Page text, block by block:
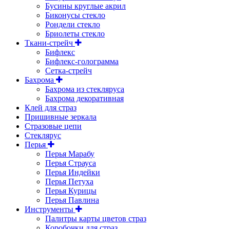
Бусины круглые акрил
Биконусы стекло
Рондели стекло
Бриолеты стекло
Ткани-стрейч
Бифлекс
Бифлекс-голограмма
Сетка-стрейч
Бахрома
Бахрома из стекляруса
Бахрома декоративная
Клей для страз
Пришивные зеркала
Cтразовые цепи
Стеклярус
Перья
Перья Марабу
Перья Страуса
Перья Индейки
Перья Петуха
Перья Курицы
Перья Павлина
Инструменты
Палитры карты цветов страз